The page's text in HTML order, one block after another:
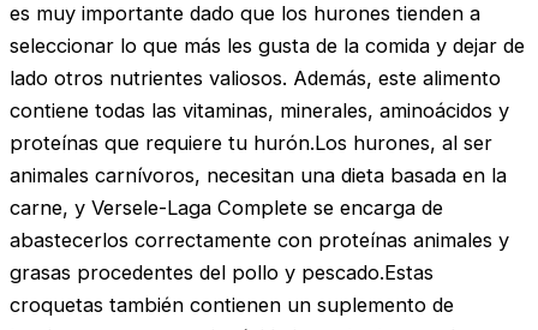
es muy importante dado que los hurones tienden a
seleccionar lo que más les gusta de la comida y dejar de
lado otros nutrientes valiosos. Además, este alimento
contiene todas las vitaminas, minerales, aminoácidos y
proteínas que requiere tu hurón.Los hurones, al ser
animales carnívoros, necesitan una dieta basada en la
carne, y Versele-Laga Complete se encarga de
abastecerlos correctamente con proteínas animales y
grasas procedentes del pollo y pescado.Estas
croquetas también contienen un suplemento de